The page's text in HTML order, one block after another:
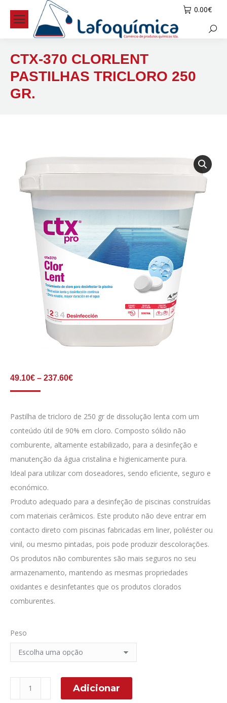
0.00€
CTX-370 CLORLENT
PASTILHAS TRICLORO 250
GR.
49.10€ – 237.60€Price
through
237.60€
Pastilha de tricloro de 250 gr de dissolução lenta com um
conteúdo útil de 90% em cloro. Composto sólido não
comburente, altamente estabilizado, para a desinfeção e
manutenção da água cristalina e higienicamente pura.
Ideal para utilizar com doseadores, sendo eficiente, seguro e
económico.
Produto adequado para a desinfeção de piscinas construídas
com materiais cerâmicos. Este produto não deve entrar em
contacto direto com piscinas fabricadas em liner, poliéster ou
vinil, ou mesmo pintadas, pois pode produzir descolorações.
Os produtos não comburentes são mais seguros no seu
armazenamento, mantendo as mesmas propriedades
oxidantes e desinfetantes que os produtos clorados
comburentes.
Peso
de
Adicionar